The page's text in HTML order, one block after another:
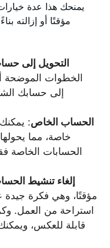
مؤقتًا أو إزالته
التحويل إلى
الخطوات الموضحة
إلى حسابك
الحساب الخاص:
خاصة، مما
الحسابات الخاصة
إلغاء تنشيط
استراحة من العمل.
قابلة للعكس،